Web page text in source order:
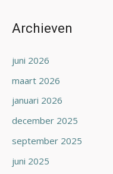
Archieven
juni 2026
maart 2026
januari 2026
december 2025
september 2025
juni 2025